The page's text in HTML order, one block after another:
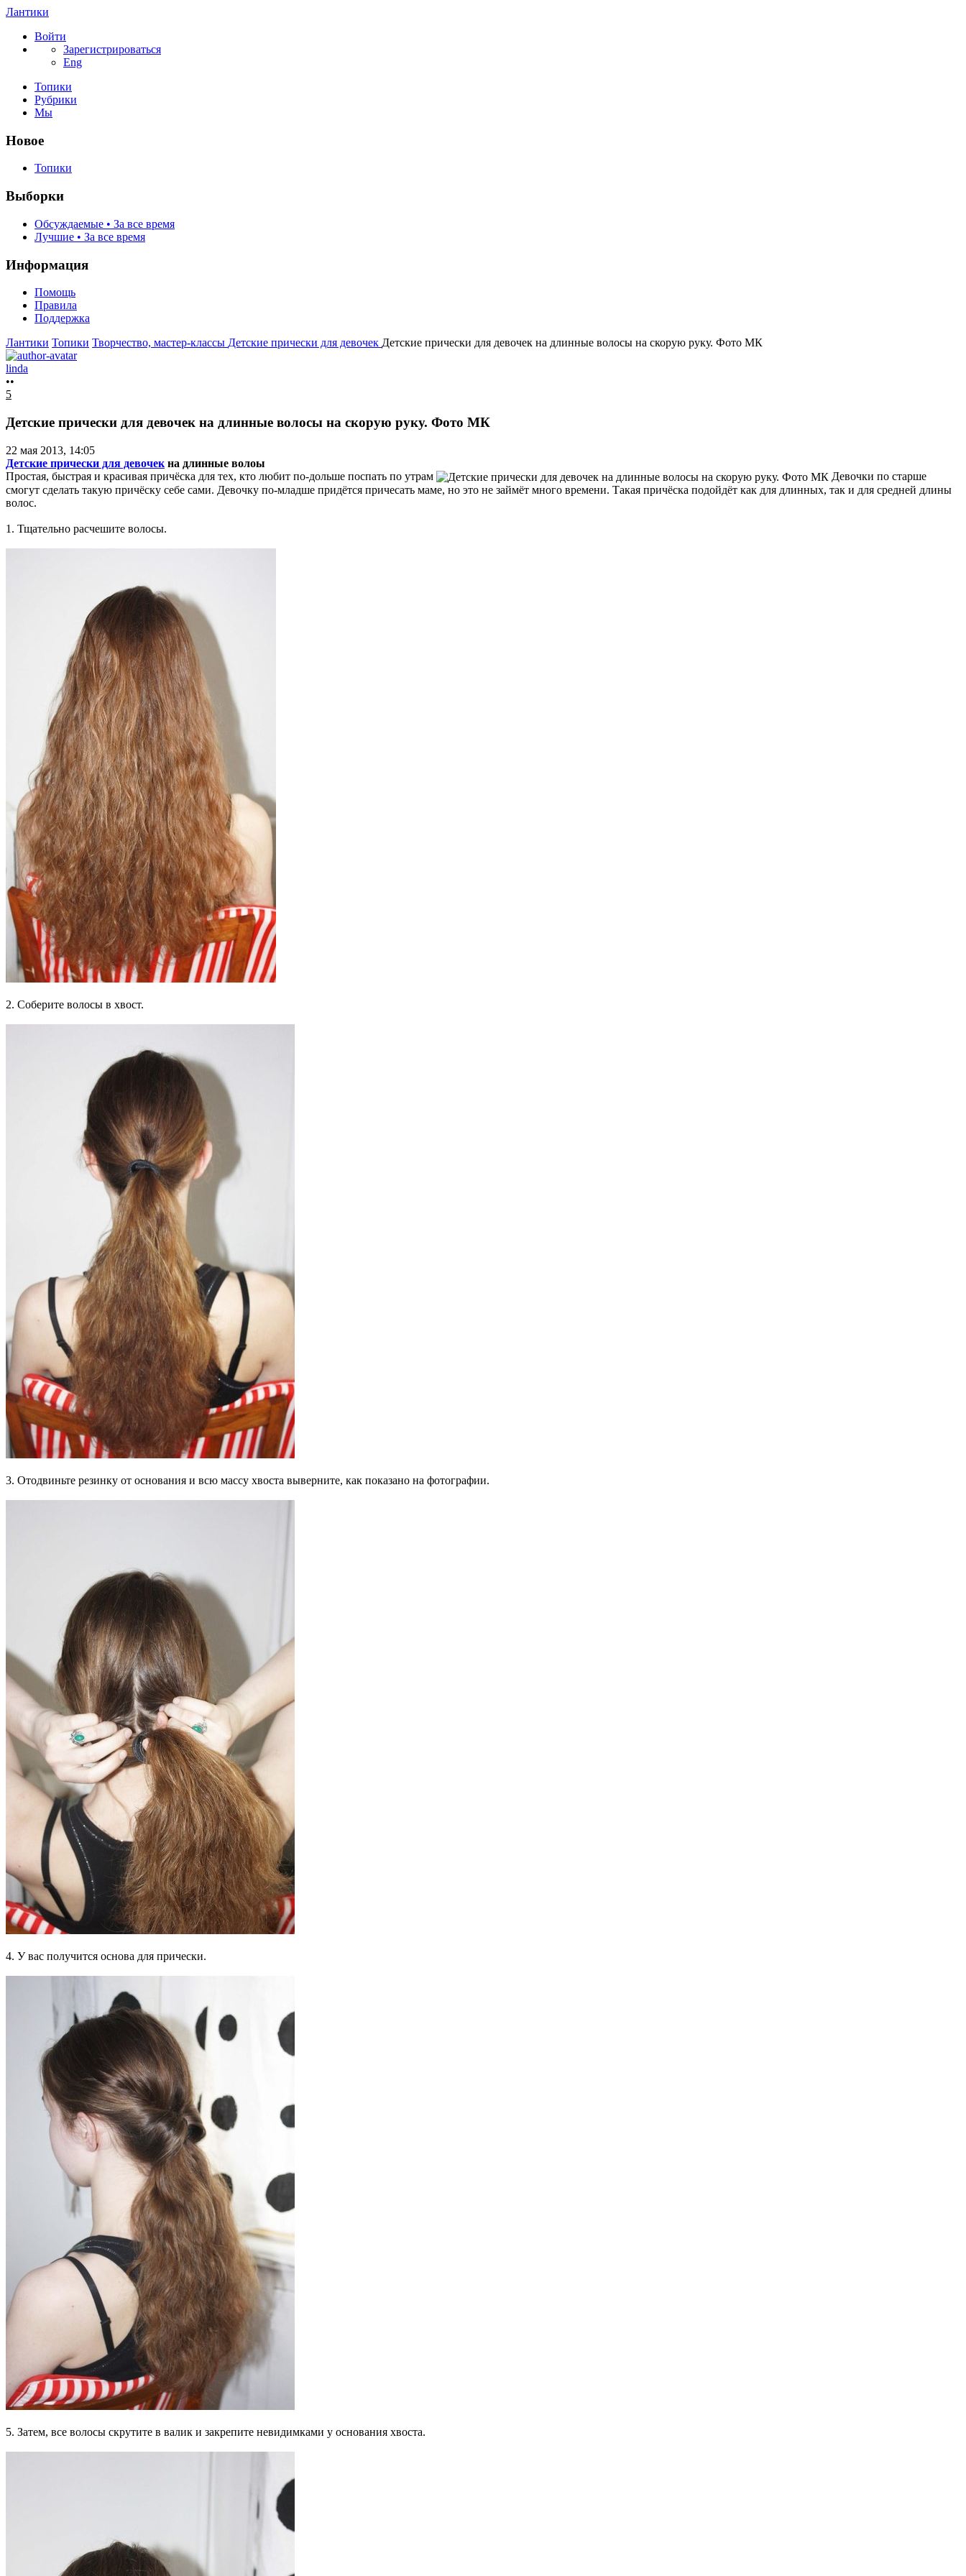
Лантики
Войти
Зарегистрироваться
Eng
Топики
Рубрики
Мы
Новое
Топики
Выборки
Обсуждаемые • За все время
Лучшие • За все время
Информация
Помощь
Правила
Поддержка
Лантики Топики Творчество, мастер-классы Детские прически для девочек Детские прически для девочек на длинные волосы на скорую руку. Фото МК
linda
••
5
Детские прически для девочек на длинные волосы на скорую руку. Фото МК
22 мая 2013, 14:05
Детские прически для девочек на длинные волоы
Простая, быстрая и красивая причёска для тех, кто любит по-дольше поспать по утрам
Девочки по старше
смогут сделать такую причёску себе сами. Девочку по-младше придётся причесать маме, но это не займёт много времени. Такая причёска подойдёт как для длинных, так и для средней длины
волос.
1. Тщательно расчешите волосы.
2. Соберите волосы в хвост.
3. Отодвиньте резинку от основания и всю массу хвоста выверните, как показано на фотографии.
4. У вас получится основа для прически.
5. Затем, все волосы скрутите в валик и закрепите невидимками у основания хвоста.